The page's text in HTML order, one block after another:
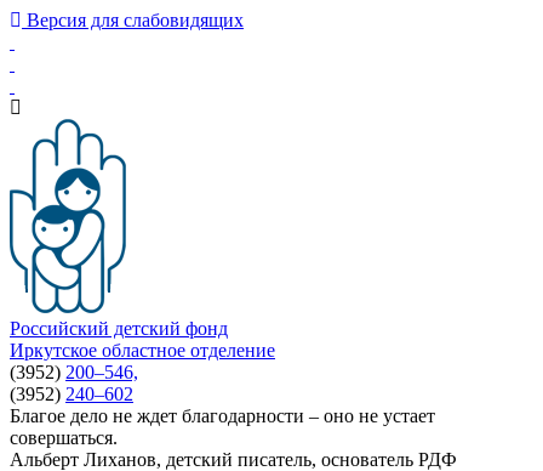
Версия для слабовидящих
Российский детский фонд
Иркутское областное отделение
(3952) 200–546,
(3952) 240–602
Благое дело не ждет благодарности – оно не устает
совершаться.
Альберт Лиханов, детский писатель, основатель РДФ